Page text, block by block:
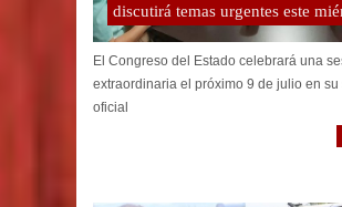
discutirá temas urgentes este
El Congreso del Estado celebrará una
extraordinaria el próximo 9 de julio en su
oficial